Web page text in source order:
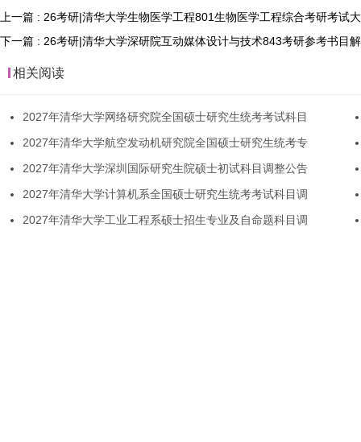
上一篇 : 26考研|清华大学生物医学工程801生物医学工程综合考研考试
下一篇 : 26考研|清华大学深研院互动媒体设计与技术843考研参考书目
相关阅读
2027年清华大学网络研究院全国硕士研究生统考考试科目
2027年清华大学航空发动机研究院全国硕士研究生统考专
2027年清华大学深圳国际研究生院硕士初试科目调整公告
2027年清华大学计算机系全国硕士研究生统考考试科目调
2027年清华大学工业工程系硕士招生专业及自命题科目调